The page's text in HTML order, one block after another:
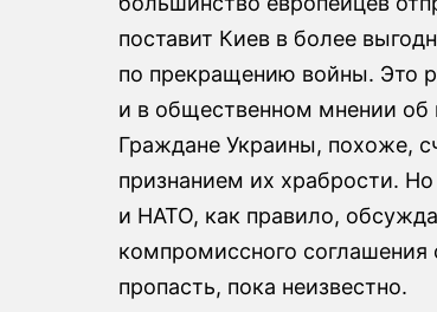
поставит Киев в более
по прекращению войны. Это
и в общественном мнении об
Граждане Украины, похоже,
признанием их храбрости.
и НАТО, как правило,
компромиссного
пропасть, пока неизвестно.